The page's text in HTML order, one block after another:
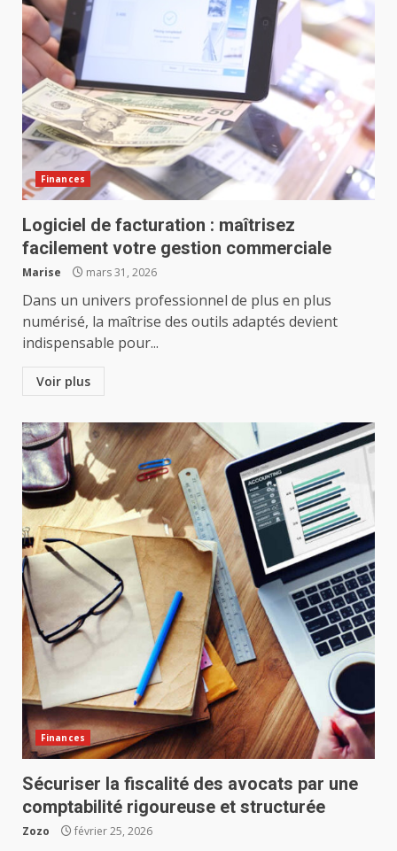
Finances
Logiciel de facturation : maîtrisez
facilement votre gestion commerciale
Marise mars 31, 2026
Dans un univers professionnel de plus en plus
numérisé, la maîtrise des outils adaptés devient
indispensable pour...
Voir plus
Finances
Sécuriser la fiscalité des avocats par une
comptabilité rigoureuse et structurée
Zozo février 25, 2026